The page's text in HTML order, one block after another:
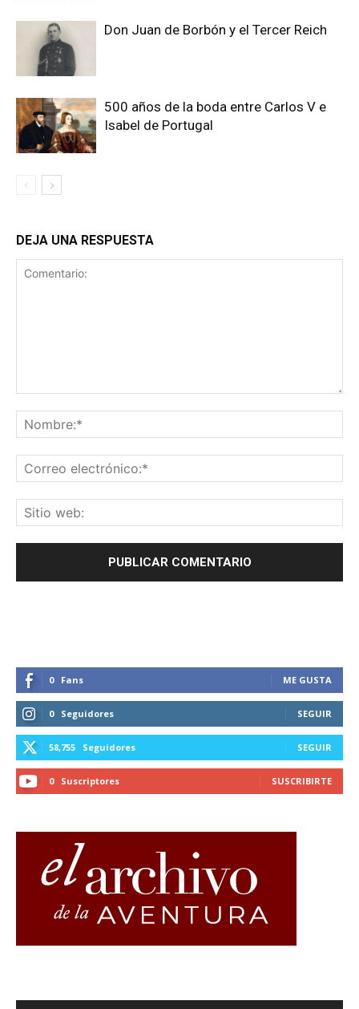
Don Juan de Borbón y el Tercer Reich
500 años de la boda entre Carlos V e
Isabel de Portugal
DEJA UNA RESPUESTA
0 Fans ME GUSTA
0 Seguidores SEGUIR
58,755 Seguidores SEGUIR
0 Suscriptores SUSCRIBIRTE